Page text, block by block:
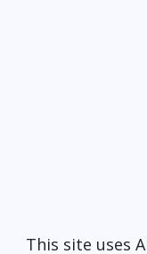
This site uses